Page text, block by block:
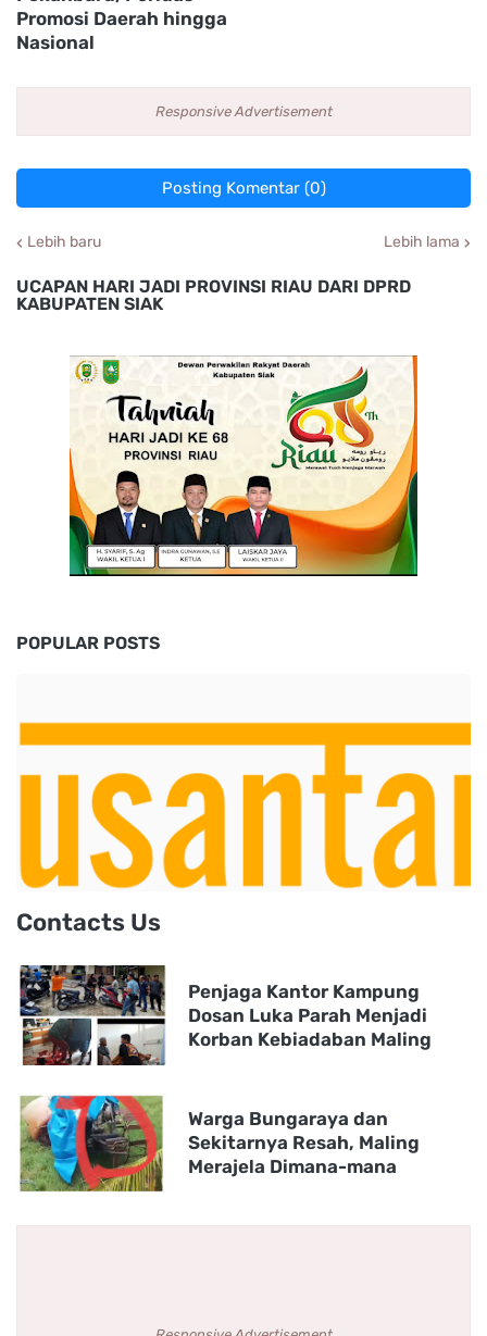
Promosi Daerah hingga
Nasional
Responsive Advertisement
Posting Komentar (0)
Lebih baru Lebih lama
UCAPAN HARI JADI PROVINSI RIAU DARI DPRD
KABUPATEN SIAK
POPULAR POSTS
Contacts Us
Penjaga Kantor Kampung
Dosan Luka Parah Menjadi
Korban Kebiadaban Maling
Warga Bungaraya dan
Sekitarnya Resah, Maling
Merajela Dimana-mana